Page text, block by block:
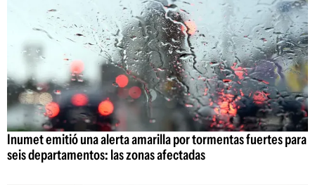
Inumet emitió una alerta amarilla por tormentas fuertes para
seis departamentos: las zonas afectadas